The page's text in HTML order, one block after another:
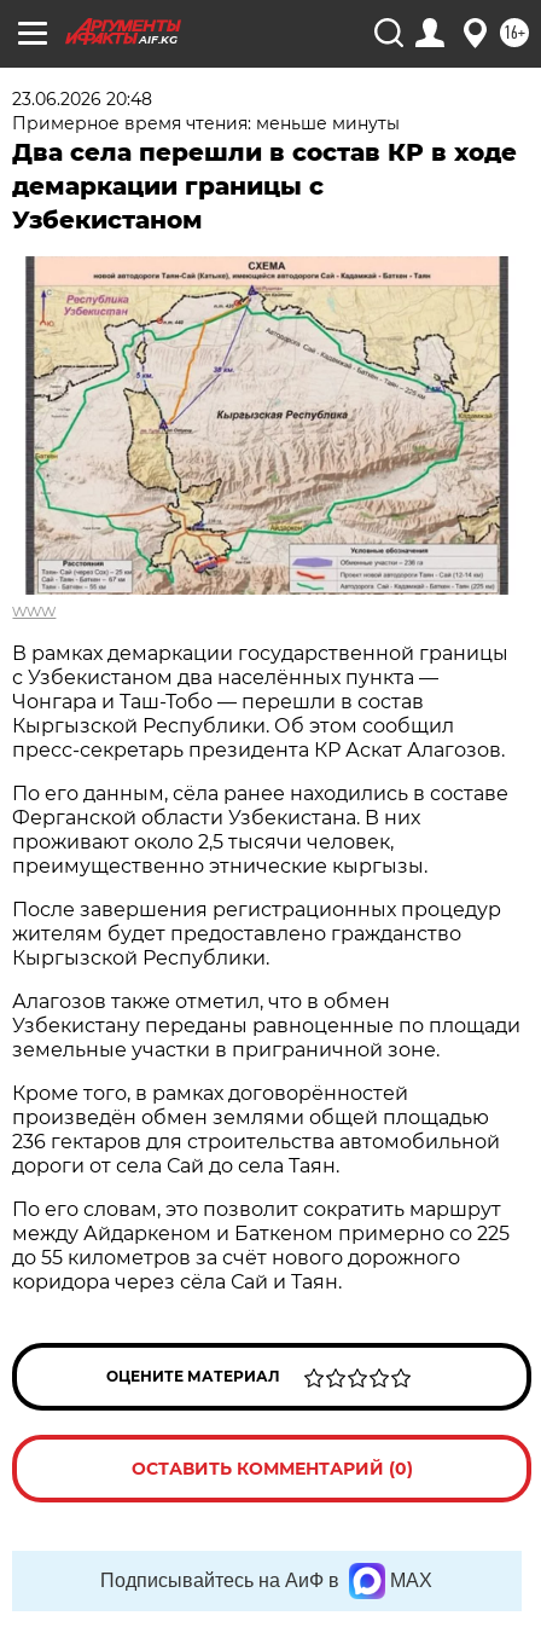
AIF.KG 16+
23.06.2026 20:48
Примерное время чтения: меньше минуты
Два села перешли в состав КР в ходе
демаркации границы с
Узбекистаном
www
В рамках демаркации государственной границы
с Узбекистаном два населённых пункта —
Чонгара и Таш-Тобо — перешли в состав
Кыргызской Республики. Об этом сообщил
пресс-секретарь президента КР Аскат Алагозов.
По его данным, сёла ранее находились в составе
Ферганской области Узбекистана. В них
проживают около 2,5 тысячи человек,
преимущественно этнические кыргызы.
После завершения регистрационных процедур
жителям будет предоставлено гражданство
Кыргызской Республики.
Алагозов также отметил, что в обмен
Узбекистану переданы равноценные по площади
земельные участки в приграничной зоне.
Кроме того, в рамках договорённостей
произведён обмен землями общей площадью
236 гектаров для строительства автомобильной
дороги от села Сай до села Таян.
По его словам, это позволит сократить маршрут
между Айдаркеном и Баткеном примерно со 225
до 55 километров за счёт нового дорожного
коридора через сёла Сай и Таян.
ОЦЕНИТЕ МАТЕРИАЛ
ОСТАВИТЬ КОММЕНТАРИЙ (0)
Подписывайтесь на АиФ в MAX